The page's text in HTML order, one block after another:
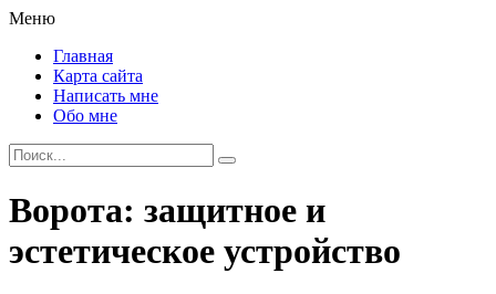
Меню
Главная
Карта сайта
Написать мне
Обо мне
Ворота: защитное и
эстетическое устройство